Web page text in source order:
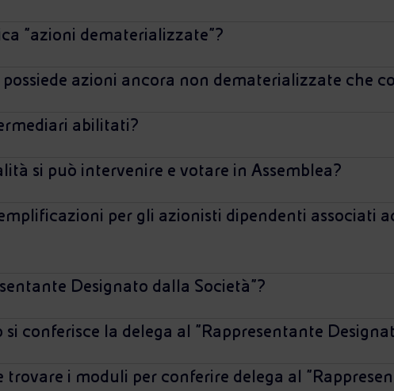
"azioni dematerializzate"?
azioni ancora non dematerializzate che
abilitati?
si può intervenire e votare in Assemblea?
per gli azionisti dipendenti associati
Designato dalla Società"?
si conferisce la delega al "Rappresentante
trovare i moduli per conferire delega al